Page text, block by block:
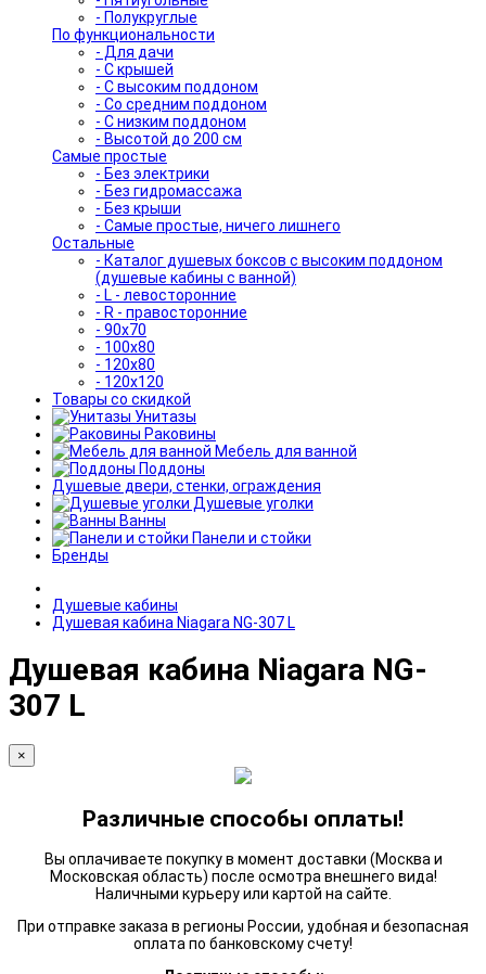
- Полукруглые
По функциональности
- Для дачи
- С крышей
- С высоким поддоном
- Со средним поддоном
- С низким поддоном
- Высотой до 200 см
Самые простые
- Без электрики
- Без гидромассажа
- Без крыши
- Самые простые, ничего лишнего
Остальные
- Каталог душевых боксов с высоким поддоном
(душевые кабины с ванной)
- L - левосторонние
- R - правосторонние
- 90x70
- 100x80
- 120x80
- 120x120
Товары со скидкой
Унитазы
Раковины
Мебель для ванной
Поддоны
Душевые двери, стенки, ограждения
Душевые уголки
Ванны
Панели и стойки
Бренды
Душевые кабины
Душевая кабина Niagara NG-307 L
Душевая кабина Niagara NG-
307 L
×
Различные способы оплаты!
Вы оплачиваете покупку в момент доставки (Москва и
Московская область) после осмотра внешнего вида!
Наличными курьеру или картой на сайте.
При отправке заказа в регионы России, удобная и безопасная
оплата по банковскому счету!